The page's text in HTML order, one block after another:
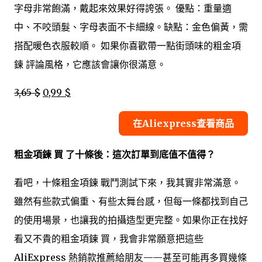
字母非常飽滿，戴起來效果好得誇張。 優點：重量適
中、不咬頭髮、字母表面不卡細線。缺點：金色偏黃，需
搭配暖色衣服較順。 如果你喜歡帶一點街頭味的粗金項
鍊 評論風格，它應該會讓你很滿意。
3,65 $ 0,99 $
在Aliexpress查看商品
粗金項鍊 買 了十條後：這次訂單到底值不值得？
看吧，十條粗金項鍊 戰鬥測試下來，我其實非常滿意。
雖然有些款式偏重、有些太舞台感，但每一條都找到自己
的使用場景，也讓我的拍攝造型更完整。如果你正在找好
看又不貴的粗金項鍊 買，我會非常願意把這些
AliExpress 熱銷款推薦給朋友——甚至可能再多買幾條